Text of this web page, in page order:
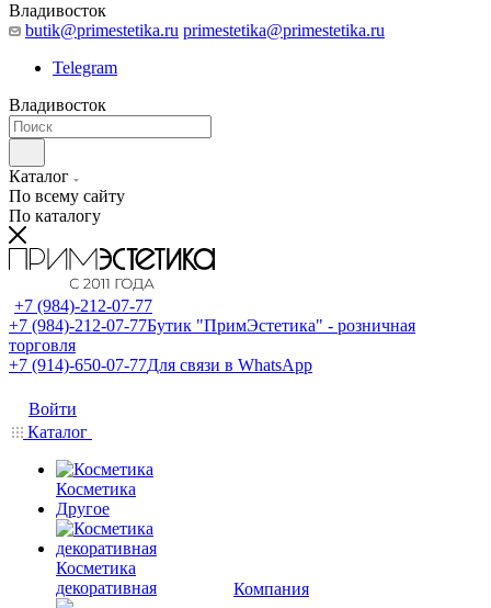
Владивосток
butik@primestetika.ru primestetika@primestetika.ru
Telegram
Владивосток
Каталог
По всему сайту
По каталогу
+7 (984)-212-07-77
+7 (984)-212-07-77Бутик "ПримЭстетика" - розничная
торговля
+7 (914)-650-07-77Для связи в WhatsApp
Войти
Каталог
Косметика
Другое
Косметика
декоративная
Компания